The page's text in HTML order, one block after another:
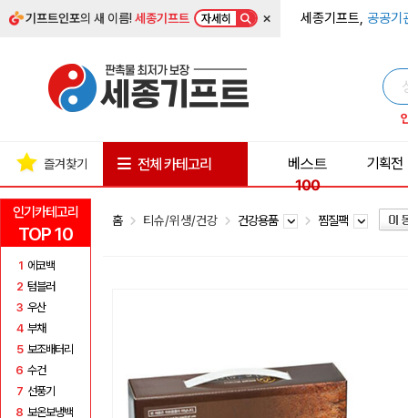
기프트인포의 새 이름!세종기프트 자세히 × 세종기프트, 공공기
인기카테고리
TOP 10
1 에코백
2 텀블러
3 우산
4 부채
5 보조배터리
6 수건
7 선풍기
8 보온보냉백
즐겨찾기 전체 카테고리
베스트
100
기획전
홈 티슈/위생/건강 건강용품 찜질팩